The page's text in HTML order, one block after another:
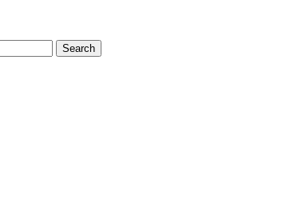
Search